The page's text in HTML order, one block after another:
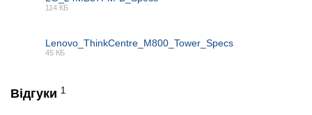
114 КБ
Lenovo_ThinkCentre_M800_Tower_Specs
45 КБ
Відгуки 1